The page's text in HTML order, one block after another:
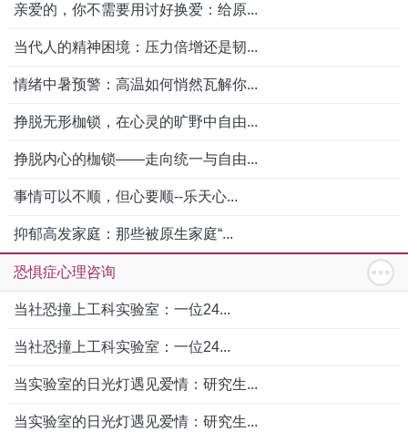
亲爱的，你不需要用讨好换爱：给原...
当代人的精神困境：压力倍增还是韧...
情绪中暑预警：高温如何悄然瓦解你...
挣脱无形枷锁，在心灵的旷野中自由...
挣脱内心的枷锁——走向统一与自由...
事情可以不顺，但心要顺--乐天心...
抑郁高发家庭：那些被原生家庭“...
恐惧症心理咨询
当社恐撞上工科实验室：一位24...
当社恐撞上工科实验室：一位24...
当实验室的日光灯遇见爱情：研究生...
当实验室的日光灯遇见爱情：研究生...